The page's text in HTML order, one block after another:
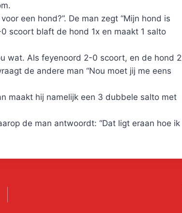
een hond?”. De man zegt “Mijn hond is
scoort blaft de hond 1x en maakt 1 salto
wat. Als feyenoord 2-0 scoort, en de hond
de andere man “Nou moet jij me eens
maakt hij namelijk een 3 dubbele salto met
de man antwoordt: “Dat ligt eraan hoe ik